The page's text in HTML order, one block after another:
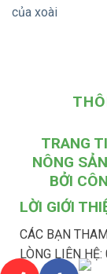
của xoài
TRANG
NÔNG
BỞI
LỜI GIỚI
CÁC BẠN
LÒNG LIÊN